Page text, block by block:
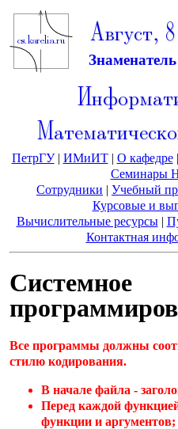
Август, 8
Знаменатель
ПетрГУ| ИМиИТ| О кафедре|
Семинары
Сотрудники | Учебный
Курсовые и
Вычислительные ресурсы|
Контактная
Системное
Все программы должны
стилю кодирования.
В начале файла -
Перед каждой
функции и аргументов;